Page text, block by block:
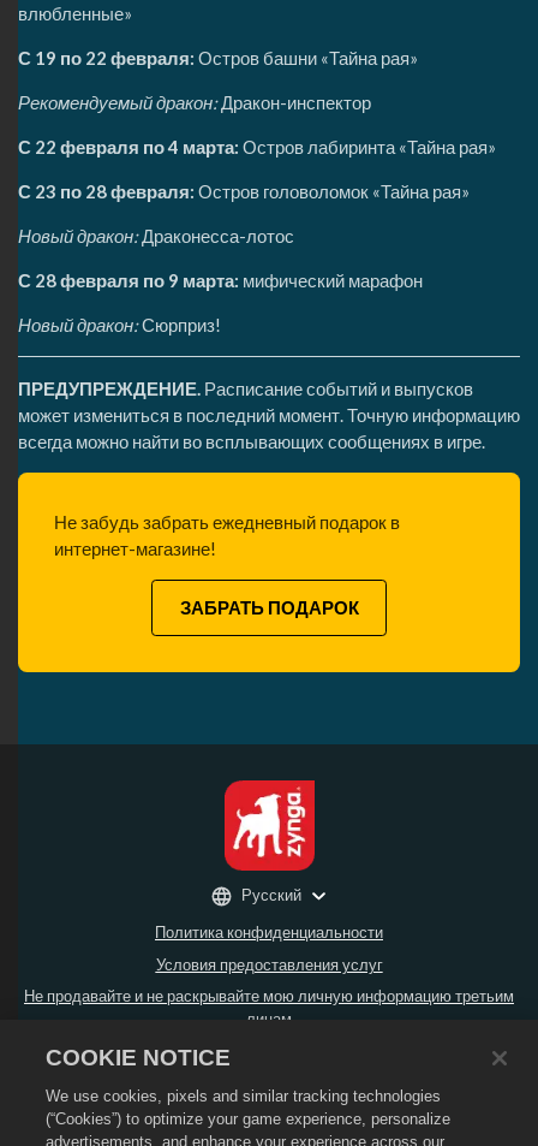
влюбленные»
С 19 по 22 февраля: Остров башни «Тайна рая»
Рекомендуемый дракон:Дракон-инспектор
С 22 февраля по 4 марта: Остров лабиринта «Тайна рая»
С 23 по 28 февраля: Остров головоломок «Тайна рая»
Новый дракон:Драконесса-лотос
С 28 февраля по 9 марта: мифический марафон
Новый дракон:Сюрприз!
ПРЕДУПРЕЖДЕНИЕ. Расписание событий и выпусков
может измениться в последний момент. Точную информацию
всегда можно найти во всплывающих сообщениях в игре.
Не забудь забрать ежедневный подарок в
интернет-магазине!
ЗАБРАТЬ ПОДАРОК
Политика конфиденциальности
Условия предоставления услуг
Не продавайте и не раскрывайте мою личную информацию третьим
лицам
Политика возврата
Поддержка магазина
Русский
COOKIE NOTICE
We use cookies, pixels and similar tracking technologies
(“Cookies”) to optimize your game experience, personalize
advertisements, and enhance your experience across our